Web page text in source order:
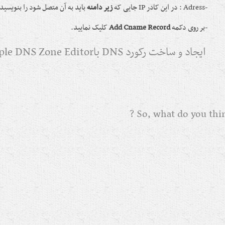
-Adress : در این کادر IP جایی که زیر دامنهباید به آن متصل شود را
-بر روی دکمهAdd Cname Recordکلیک نمایید.
ایجاد و ساخت رکورد DNS باSimple DNS Zone Editor
So, what do you